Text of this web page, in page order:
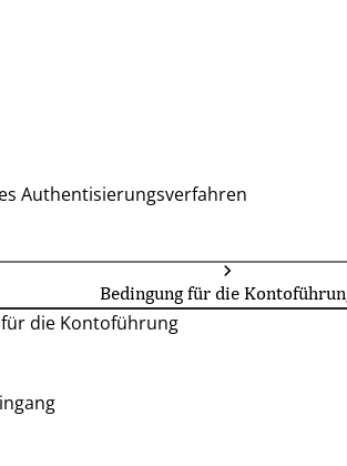
Authentisierungsverfahren
Bedingung für die
die Kontoführung